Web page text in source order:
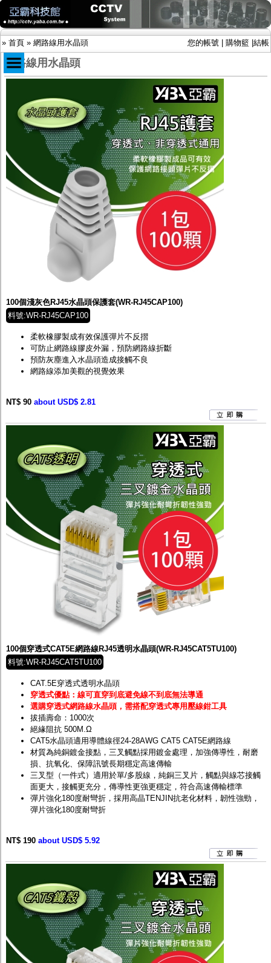
» 首頁 » 網路線用水晶頭 您的帳號 購物籃 結帳
商品目錄
限時促銷特惠專案
IP網路攝影機及錄放影機
AHD DVR數位錄放影機
AHD半球型(適用屋內)
AHD中小型紅外線攝影機(適用騎樓、室內外)
AHD防護罩型攝影機(適用屋外，紅外線照射
距離遠）
AHD特殊功能型攝影機
旋轉型攝影機.旋轉台
傳統高解析攝影機
防護罩及支架
多路攝影機單軸傳輸
監聽器.麥克風
視訊轉換設備
雙絞線傳輸器
雜訊改善器
分配放大器
網路線用水晶頭
網路線
懶人線.同軸線.花線
變壓器.避雷器
偽裝嚇阻假監視器. 警示防盜貼紙
電腦工業機殼
客訂商品
網路線用水晶頭
100個淺灰色RJ45水晶頭保護套(WR-RJ45CAP100)
料號:WR-RJ45CAP100
柔軟橡膠製成有效保護彈片不反摺
可防止網路線膠皮外漏，預防網路線折斷
預防灰塵進入水晶頭造成接觸不良
網路線添加美觀的視覺效果
NT$ 90 about USD$ 2.81
100個穿透式CAT5E網路線RJ45透明水晶頭(WR-RJ45CAT5TU100)
料號:WR-RJ45CAT5TU100
CAT.5E穿透式透明水晶頭
穿透式優點：線可直穿到底避免線不到底無法導通
選購穿透式網路線水晶頭，需搭配穿透式專用壓線鉗工具
拔插壽命：1000次
絕緣阻抗 500M.Ω
CAT5水晶頭適用導體線徑24-28AWG CAT5 CAT5E網路線
材質為純銅鍍金接點，三叉觸點採用鍍金處理，加強傳導性，耐磨
損、抗氧化、保障訊號長期穩定高速傳輸
三叉型（一件式）適用於單/多股線，純銅三叉片，觸點與線芯接觸
面更大，接觸更充分，傳導性更強更穩定，符合高速傳輸標準
彈片強化180度耐彎折，採用高晶TENJIN抗老化材料，韌性強勁，
彈片強化180度耐彎折
NT$ 190 about USD$ 5.92